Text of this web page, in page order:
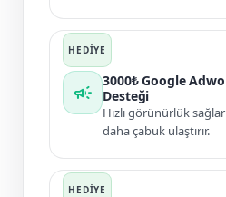
campaign
3000₺ Google
Desteği
Hızlı görünürlük
daha çabuk ulaştırır.